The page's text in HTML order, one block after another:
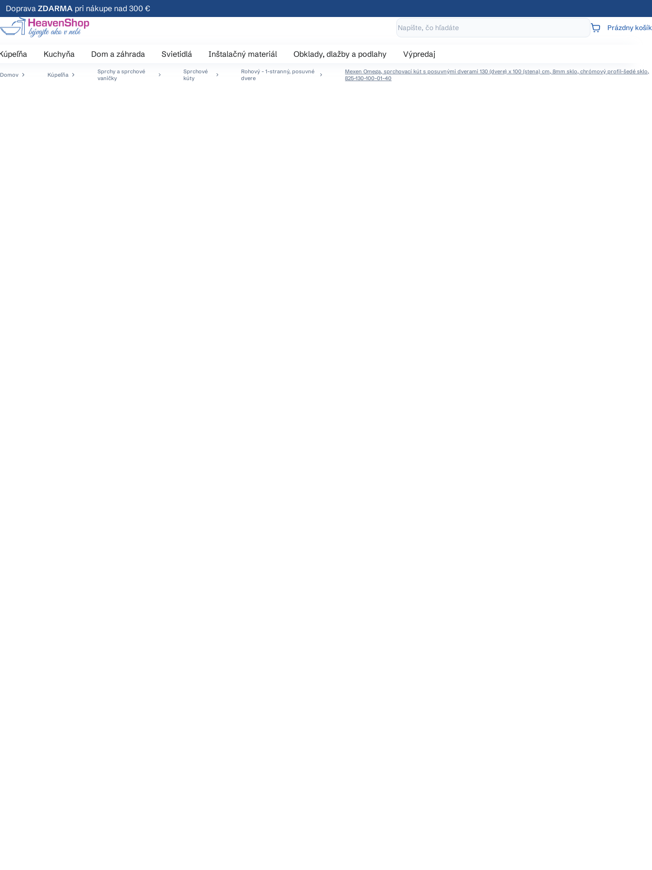
Prejsť
na
obsah
Doprava ZDARMA pri nákupe nad 300 €
NÁKUPNÝ
Prázdny košík
Kuchyňa Dom a záhrada Svietidlá Inštalačný materiál Obklady, dlažby a podlahy Výpredaj
Domov Kúpeľňa
Sprchy a sprchové
vaničky
Sprchové
kúty
Rohový - 1-stranný, posuvné
dvere
Mexen Omega, sprchovací kút s posuvnými dverami 130 (dvere) x 100 (stena) cm, 8mm sklo, chrómový profil-šedé sklo,
825-130-100-01-40